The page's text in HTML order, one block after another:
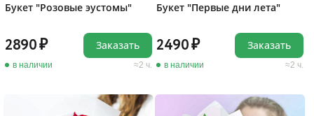
Букет "Розовые эустомы"
2890
в наличии 2 ч.
Заказать
Букет "Первые дни лета"
2490
в наличии 2 ч.
Заказать